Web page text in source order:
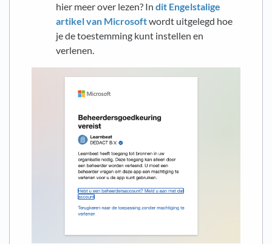
hier meer over lezen? In dit Engelstalige
artikel van Microsoftwordt uitgelegd hoe
je de toestemming kunt instellen en
verlenen.